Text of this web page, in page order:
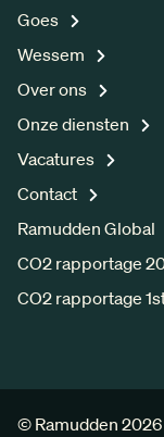
Goes
Wessem
Over ons
Onze diensten
Vacatures
Contact
Ramudden Global
CO2 rapportage
CO2 rapportage
© Ramudden 2026